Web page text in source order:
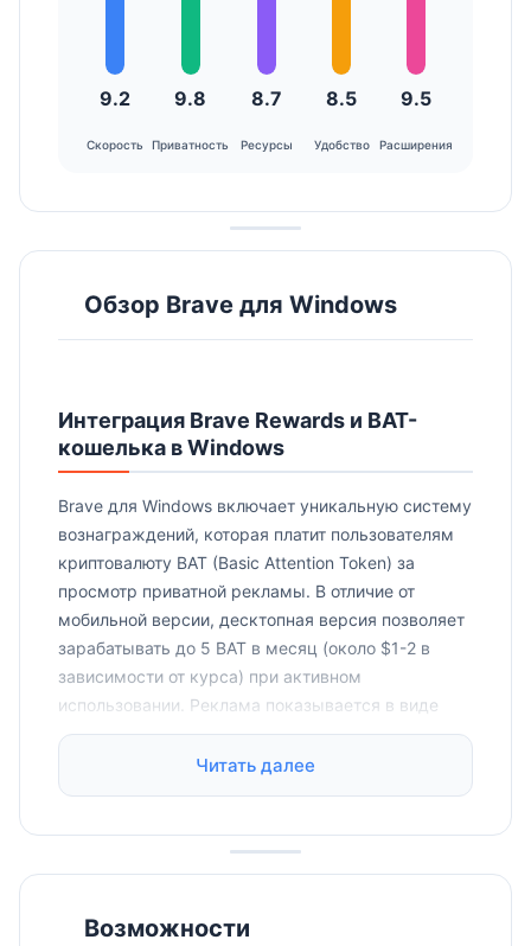
9.2
Скорость
9.8
Приватность
8.7
Ресурсы
8.5
Удобство
9.5
Расширения
Обзор Brave для Windows
Интеграция Brave Rewards и BAT-
кошелька в Windows
Brave для Windows включает уникальную систему
вознаграждений, которая платит пользователям
криптовалюту BAT (Basic Attention Token) за
просмотр приватной рекламы. В отличие от
мобильной версии, десктопная версия позволяет
зарабатывать до 5 BAT в месяц (около $1-2 в
зависимости от курса) при активном
использовании. Реклама показывается в виде
системных уведомлений Windows и не прерывает
просмотр сайтов.
между всеми устройствами через Brave Sync
между Windows-ПК и ноутбуком достаточно
Читать далее
Возможности